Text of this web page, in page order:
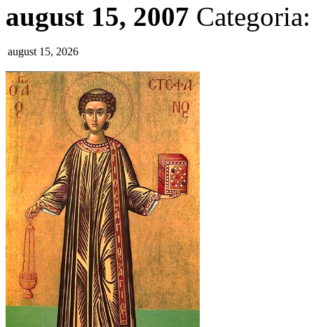
august 15, 2007
august 15, 2026